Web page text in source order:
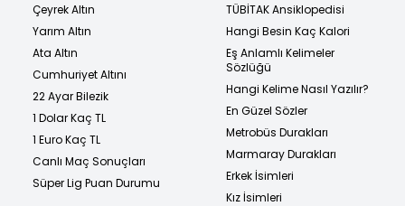
Çeyrek Altın
Yarım Altın
Ata Altın
Cumhuriyet Altını
22 Ayar Bilezik
1 Dolar Kaç TL
1 Euro Kaç TL
Canlı Maç Sonuçları
Süper Lig Puan Durumu
TÜBİTAK Ansiklopedisi
Hangi Besin Kaç Kalori
Eş Anlamlı Kelimeler
Sözlüğü
Hangi Kelime Nasıl Yazılır?
En Güzel Sözler
Metrobüs Durakları
Marmaray Durakları
Erkek İsimleri
Kız İsimleri